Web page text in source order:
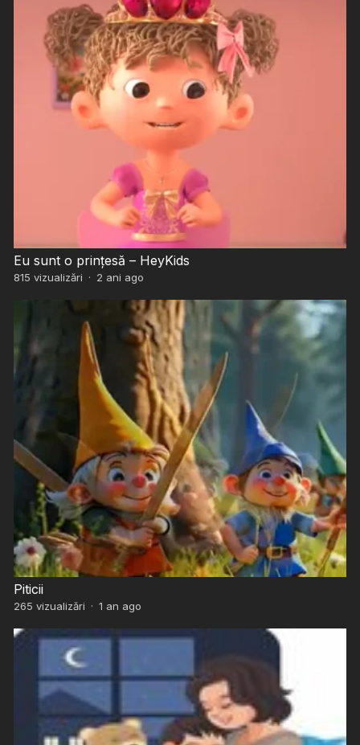
Eu sunt o prințesă – HeyKids
815 vizualizări · 2 ani ago
Piticii
265 vizualizări · 1 an ago